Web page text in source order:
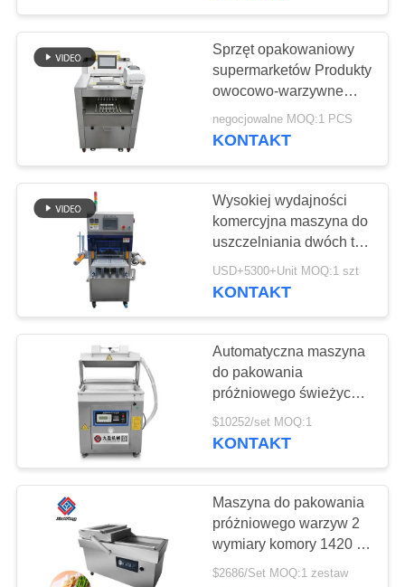
SITEMAP
POLITYKA
PRYWATNOŚCI
maszyna do
zmiękczenia mięsa
14
Nóż do miski do
mięsa
27
Maszynka do
mielenia mięsa
Sprzęt opakowaniowy
supermarketów Produkty
owocowo-warzywne
maszyna do
opakowania folii do
etykietowania
negocjowalne MOQ:1 PCS
KONTAKT
Wysokiej wydajności
komercyjna maszyna do
uszczelniania dwóch tac
do pakowania żywności
USD+5300+Unit MOQ:1 szt
KONTAKT
Automatyczna maszyna
do pakowania
próżniowego świeżych
owoców i warzyw
Maszyna do pakowania
$10252/set MOQ:1
KONTAKT
Maszyna do pakowania
próżniowego warzyw 2
wymiary komory 1420 *
765 * 960 mm
$2686/Set MOQ:1 zestaw